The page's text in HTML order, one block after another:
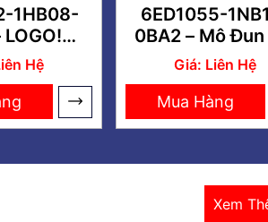
1HB08-
LOGO!
logic
4DQ
Hệ
6ED1055-
0BA2 – Mô
rộng LOGO!
24R 8DI/8DO
Giá: Liên Hệ
Mua Hàng
Xem